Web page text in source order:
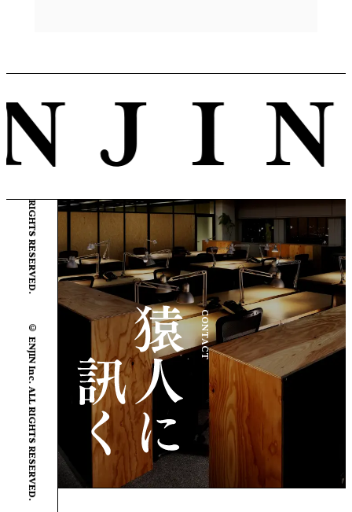
© ENJIN Inc. ALL RIGHTS RESERVED.
© ENJIN Inc. ALL RIGHTS RESERVED.
CONTACT